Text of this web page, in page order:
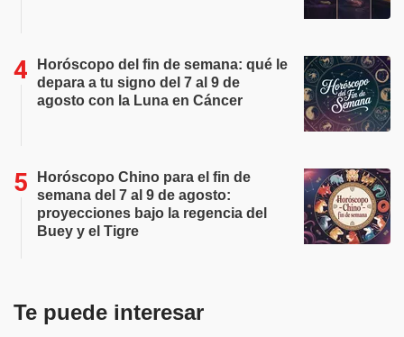
Horóscopo del fin de semana: qué le
depara a tu signo del 7 al 9 de
agosto con la Luna en Cáncer
Horóscopo Chino para el fin de
semana del 7 al 9 de agosto:
proyecciones bajo la regencia del
Buey y el Tigre
Te puede interesar